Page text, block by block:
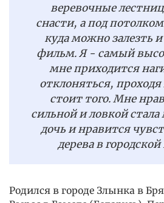
веревочные
снасти, а под
куда можно залезть
фильм. Я - самый
мне приходится
отклоняться,
стоит того. Мне
сильной и ловкой
дочь и нравится
дерева в
Родился в городе Злынка в